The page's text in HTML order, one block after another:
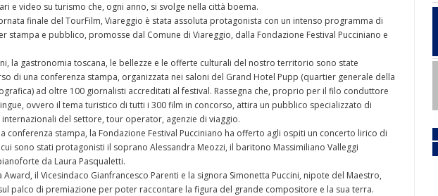
e video su turismo che, ogni anno, si svolge nella città boema.
finale del TourFilm, Viareggio è stata assoluta protagonista con un intenso programma di
stampa e pubblico, promosse dal Comune di Viareggio, dalla Fondazione Festival Pucciniano e
la gastronomia toscana, le bellezze e le offerte culturali del nostro territorio sono state
di una conferenza stampa, organizzata nei saloni del Grand Hotel Pupp (quartier generale della
ad oltre 100 giornalisti accreditati al festival. Rassegna che, proprio per il filo conduttore
ovvero il tema turistico di tutti i 300 film in concorso, attira un pubblico specializzato di
del settore, tour operator, agenzie di viaggio.
conferenza stampa, la Fondazione Festival Pucciniano ha offerto agli ospiti un concerto lirico di
sono stati protagonisti il soprano Alessandra Meozzi, il baritono Massimiliano Valleggi
da Laura Pasqualetti.
Award, il Vicesindaco Gianfrancesco Parenti e la signora Simonetta Puccini, nipote del Maestro,
palco di premiazione per poter raccontare la figura del grande compositore e la sua terra.